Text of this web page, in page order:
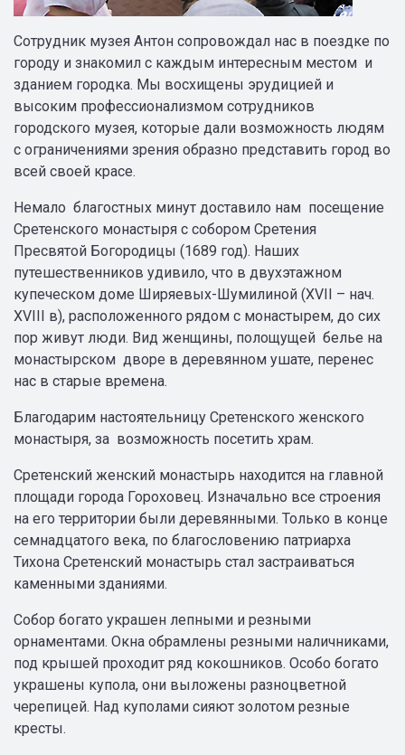
Сотрудник музея Антон сопровождал нас в поездке по
городу и знакомил с каждым интересным местом и
зданием городка. Мы восхищены эрудицией и
высоким профессионализмом сотрудников
городского музея, которые дали возможность людям
с ограничениями зрения образно представить город во
всей своей красе.
Немало благостных минут доставило нам посещение
Сретенского монастыря с собором Сретения
Пресвятой Богородицы (1689 год). Наших
путешественников удивило, что в двухэтажном
купеческом доме Ширяевых-Шумилиной (XVII – нач.
XVIII в), расположенного рядом с монастырем, до сих
пор живут люди. Вид женщины, полощущей белье на
монастырском дворе в деревянном ушате, перенес
нас в старые времена.
Благодарим настоятельницу Сретенского женского
монастыря, за возможность посетить храм.
Сретенский женский монастырь находится на главной
площади города Гороховец. Изначально все строения
на его территории были деревянными. Только в конце
семнадцатого века, по благословению патриарха
Тихона Сретенский монастырь стал застраиваться
каменными зданиями.
Собор богато украшен лепными и резными
орнаментами. Окна обрамлены резными наличниками,
под крышей проходит ряд кокошников. Особо богато
украшены купола, они выложены разноцветной
черепицей. Над куполами сияют золотом резные
кресты.